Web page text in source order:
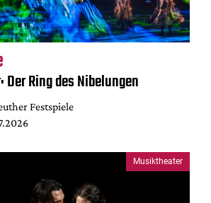
Der Ring des Nibelungen
Festspiele
Musiktheater